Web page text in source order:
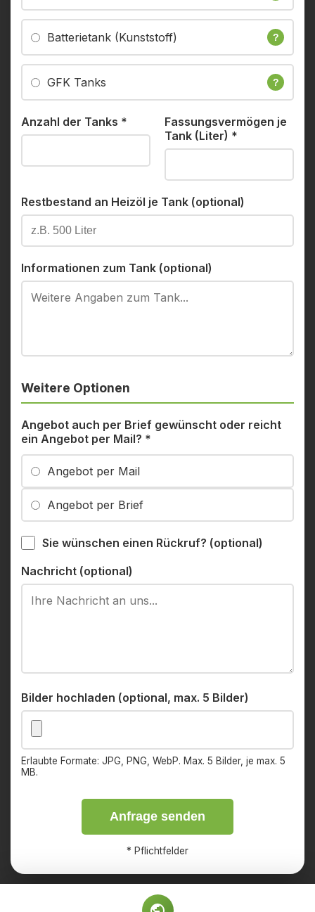
Batterietank (Kunststoff) ?
GFK Tanks ?
Anzahl der Tanks *
Fassungsvermögen je
Tank (Liter) *
Restbestand an Heizöl je Tank (optional)
Informationen zum Tank (optional)
Weitere Optionen
Angebot auch per Brief gewünscht oder reicht
ein Angebot per Mail? *
Angebot per Mail
Angebot per Brief
Sie wünschen einen Rückruf? (optional)
Nachricht (optional)
Bilder hochladen (optional, max. 5 Bilder)
Erlaubte Formate: JPG, PNG, WebP. Max. 5 Bilder, je max. 5
MB.
Anfrage senden
* Pflichtfelder